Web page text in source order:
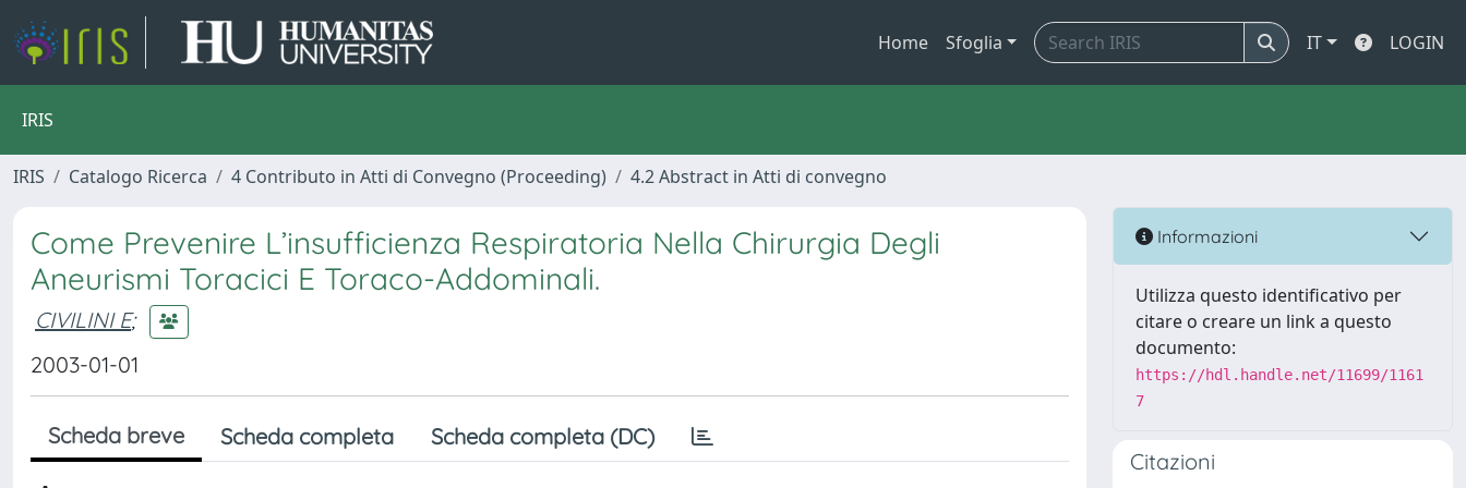
Home Sfoglia IT LOGIN
IRIS
IRIS Catalogo Ricerca 4 Contributo in Atti di Convegno (Proceeding) 4.2 Abstract in Atti di convegno
Come Prevenire L’insufficienza Respiratoria Nella Chirurgia Degli
Aneurismi Toracici E Toraco-Addominali.
CIVILINI E;
2003-01-01
Scheda breve Scheda completa Scheda completa (DC)
Informazioni
Utilizza questo identificativo per
citare o creare un link a questo
documento:
https://hdl.handle.net/11699/1161
7
Citazioni